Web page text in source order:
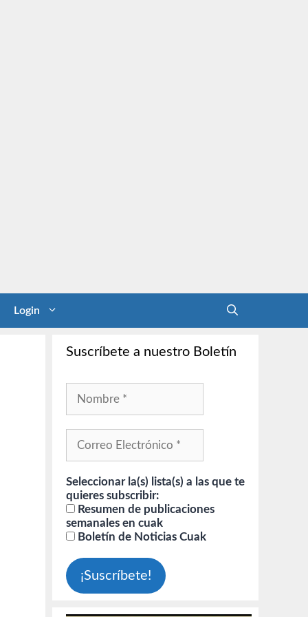
Login
Suscríbete a nuestro Boletín
Seleccionar la(s) lista(s) a las que te
quieres subscribir:
Resumen de publicaciones
semanales en cuak
Boletín de Noticias Cuak